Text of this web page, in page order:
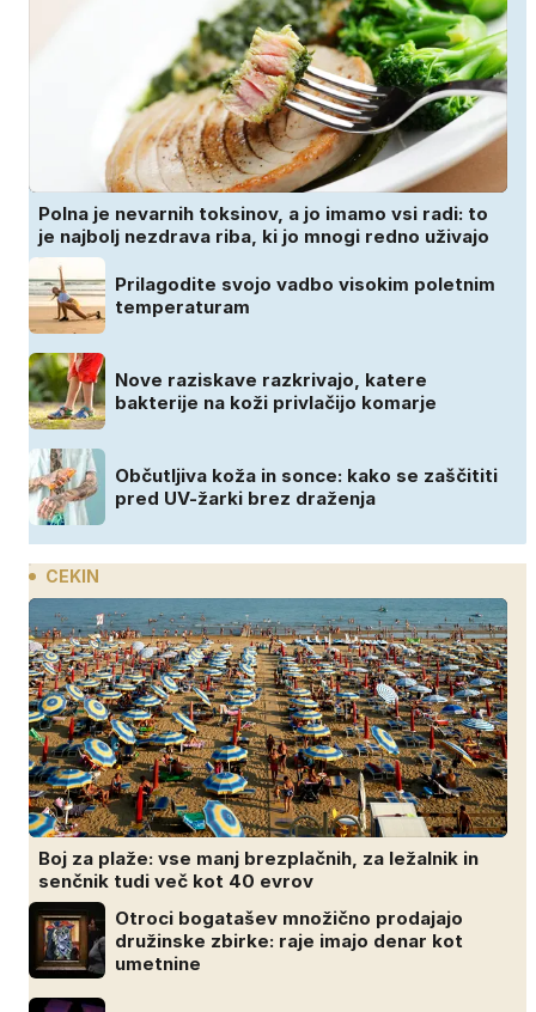
Polna je nevarnih toksinov, a jo imamo vsi radi: to
je najbolj nezdrava riba, ki jo mnogi redno uživajo
Prilagodite svojo vadbo visokim poletnim
temperaturam
Nove raziskave razkrivajo, katere
bakterije na koži privlačijo komarje
Občutljiva koža in sonce: kako se zaščititi
pred UV-žarki brez draženja
CEKIN
Boj za plaže: vse manj brezplačnih, za ležalnik in
senčnik tudi več kot 40 evrov
Otroci bogatašev množično prodajajo
družinske zbirke: raje imajo denar kot
umetnine